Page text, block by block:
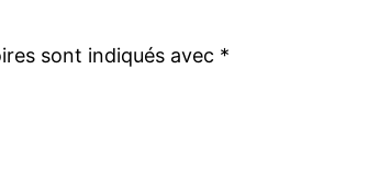
sont indiqués avec *